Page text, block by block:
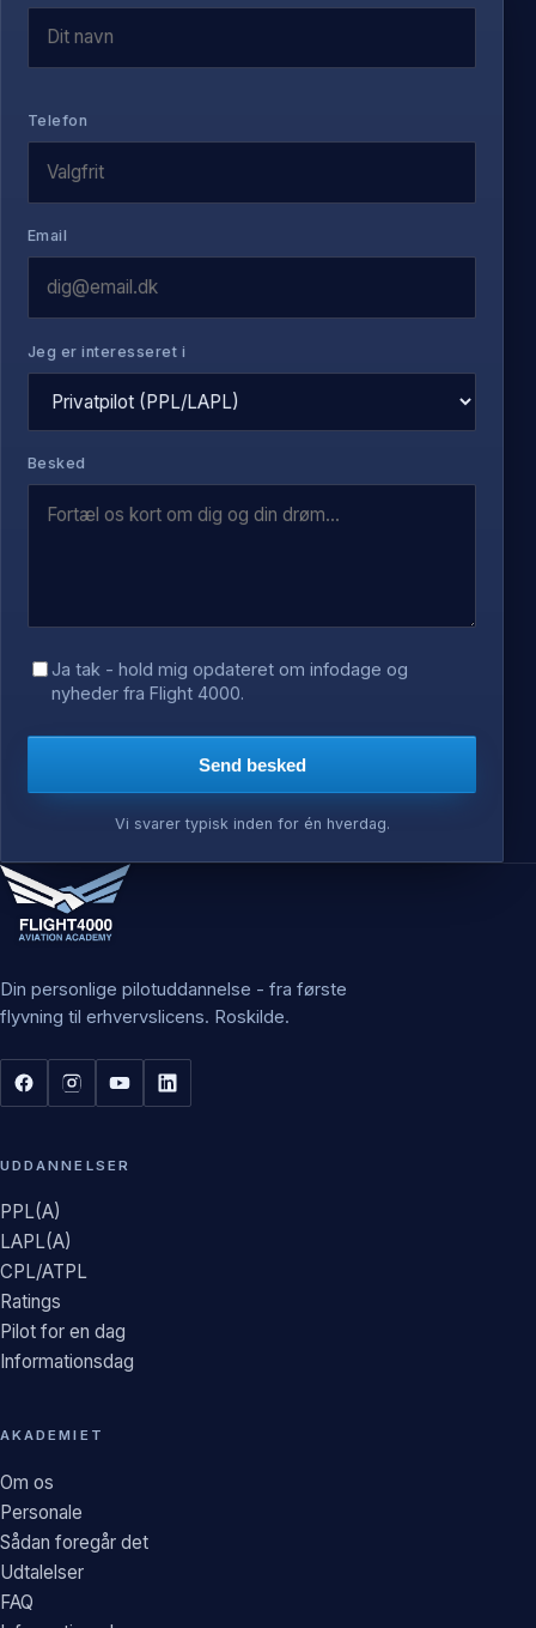
Telefon
Email
Jeg er interesseret i
Besked
Ja tak - hold mig opdateret om infodage og
nyheder fra Flight 4000.
Send besked
Vi svarer typisk inden for én hverdag.
Din personlige pilotuddannelse - fra første
flyvning til erhvervslicens. Roskilde.
UDDANNELSER
PPL(A)
LAPL(A)
CPL/ATPL
Ratings
Pilot for en dag
Informationsdag
AKADEMIET
Om os
Personale
Sådan foregår det
Udtalelser
FAQ